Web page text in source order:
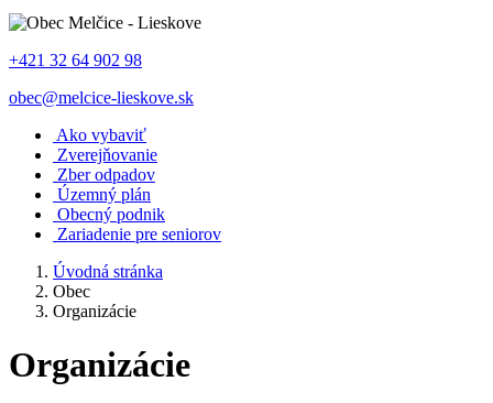
+421 32 64 902 98
obec@melcice-lieskove.sk
Ako vybaviť
Zverejňovanie
Zber odpadov
Územný plán
Obecný podnik
Zariadenie pre seniorov
Úvodná stránka
Obec
Organizácie
Organizácie